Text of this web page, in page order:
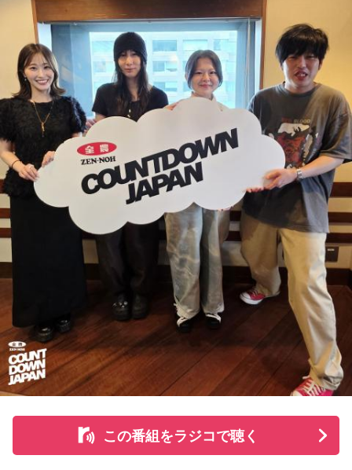
・渋谷のギャル1000人に聴きました「愛用してるタブレット
端末めっちゃデカそう」ランキング
こんな感じで、中島健人を1位にランクインさせてください。
※ メールの件名は「ランキング」でお願いします。
■番組タイトル：ニッポン放送『中島健人のオールナイトニッ
ポン』
■放送日時：2026年8月14日（金） 25時～27時 （15日
（土）午前1時〜3時）
ニッポン放送をキーステーションに全国ネットで放送
■パーソナリティ：中島健人
■メールアドレス：kenty@allnightnippon.com
■番組公式X：@Ann_Since1967
■番組ハッシュタグ：#中島健人ANN
事」や「心がザワザワした、モヤモヤした事」を表す言葉と
してカジュアルに使っています。そんな、あなたの周りで起
きた「鬼事」を教えてください。
中島健人が、どう立ち回ればよかったのか手を差し伸べま
す。
※ メールの件名は「鬼事」でお願いします。
◎コーナー『人生アイズ相談ドラゴン』
「仕事場の上司、良い人なんだけどここが好きになれなく
て…」
「友人と遊んだ時に言われたあの一言がずっとモヤモヤして
「優柔不断な性格のせいで、こんな事が…」
あなたの人生相談を送ってください。その相談を受け、中島
健人が遊戯王の話をします。
※ メールの件名は「決闘」でお願いします。
◎「中島健人イメージランキング」
街の人に調査したら、中島健人が1位にランクインしそうな
「ランキングのタイトルだけ」を送ってきてください。
この番組をラジコで聴く